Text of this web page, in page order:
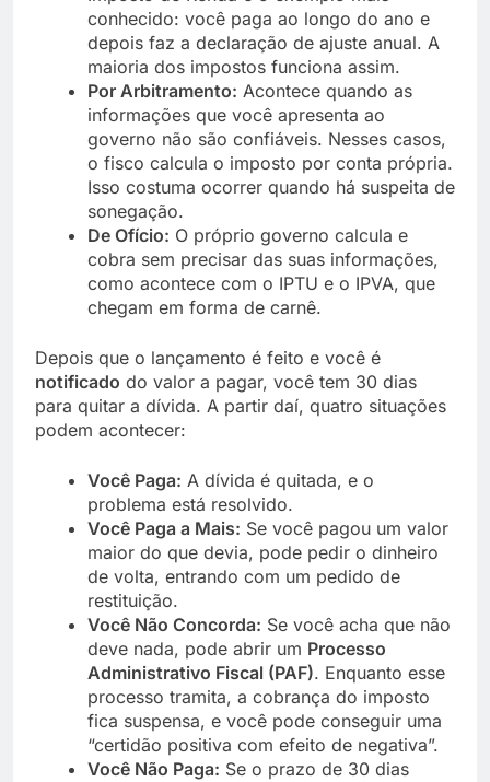
conhecido: você paga ao longo do ano e
depois faz a declaração de ajuste anual. A
maioria dos impostos funciona assim.
Por Arbitramento: Acontece quando as
informações que você apresenta ao
governo não são confiáveis. Nesses casos,
o fisco calcula o imposto por conta própria.
Isso costuma ocorrer quando há suspeita de
sonegação.
De Ofício: O próprio governo calcula e
cobra sem precisar das suas informações,
como acontece com o IPTU e o IPVA, que
chegam em forma de carnê.
Depois que o lançamento é feito e você é
notificado do valor a pagar, você tem 30 dias
para quitar a dívida. A partir daí, quatro situações
podem acontecer:
Você Paga: A dívida é quitada, e o
problema está resolvido.
Você Paga a Mais: Se você pagou um valor
maior do que devia, pode pedir o dinheiro
de volta, entrando com um pedido de
restituição.
Você Não Concorda: Se você acha que não
deve nada, pode abrir um Processo
Administrativo Fiscal (PAF). Enquanto esse
processo tramita, a cobrança do imposto
fica suspensa, e você pode conseguir uma
“certidão positiva com efeito de negativa”.
Você Não Paga: Se o prazo de 30 dias